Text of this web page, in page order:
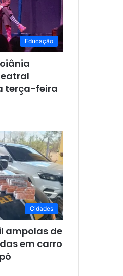
Educação
terça-feira
Cidades
ampolas de
em carro